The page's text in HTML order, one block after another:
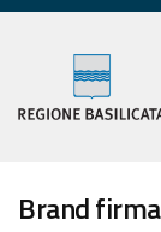
Brand